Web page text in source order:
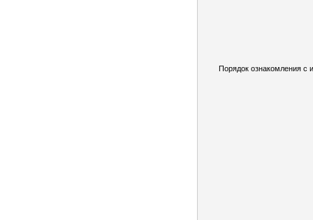
Порядок ознакомления с